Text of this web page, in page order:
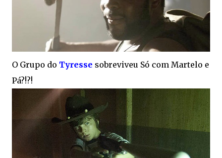
O Grupo do Tyresse sobreviveu Só com Martelo e
Pá?!?!